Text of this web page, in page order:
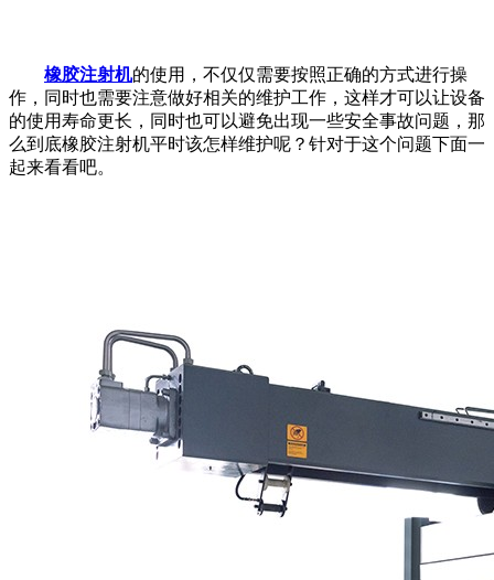
橡胶注射机的使用，不仅仅需要按照正确的方式进行操
作，同时也需要注意做好相关的维护工作，这样才可以让设备
的使用寿命更长，同时也可以避免出现一些安全事故问题，那
么到底橡胶注射机平时该怎样维护呢？针对于这个问题下面一
起来看看吧。